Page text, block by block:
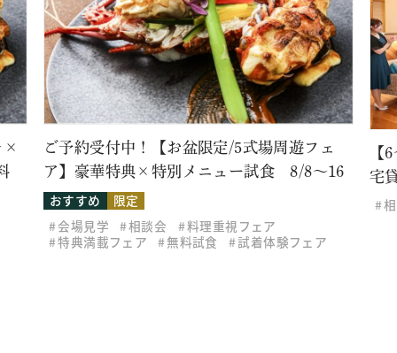
×
ご予約受付中！【お盆限定/5式場周遊フェ
ア】豪華特典×特別メニュー試食 8/8～16
おすすめ
限定
会場見学
相談会
料理重視フェア
特典満載フェア
無料試食 試着体験フェア
【
宅